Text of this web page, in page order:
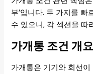
부’입니다. 두 가지를
수 있으니, 각 섹션을 따
가개통 조건 개
가개통은 기기와 회선